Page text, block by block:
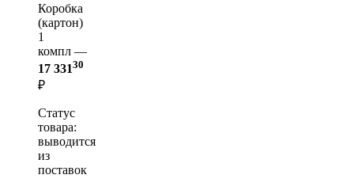
Коробка
(картон)
1
компл —
17 33130
₽
Статус
товара:
выводится
из
поставок